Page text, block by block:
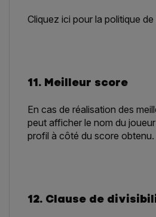
Cliquez ici pour la politique
11. Meilleur score
En cas de réalisation des
peut afficher le nom du
profil à côté du score obtenu.
12. Clause de